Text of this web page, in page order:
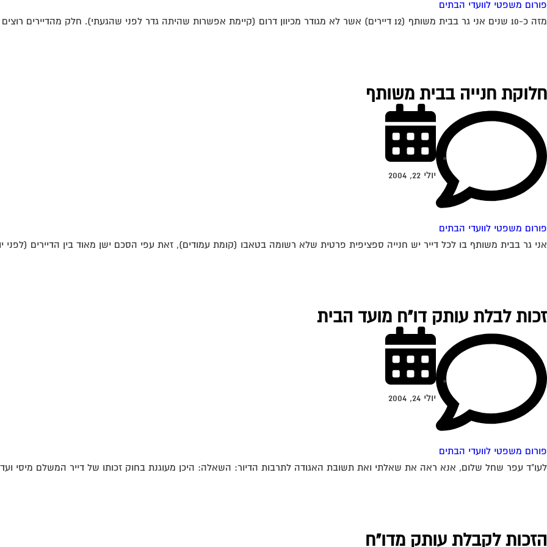
פורום משפטי לוועדי הבתים
מזה כ-10 שנים אני גר בבית משותף (12 דיירים) אשר לא מגודר מכיוון דרום (קיימת אפשרות שהיתה גדר לפני שהגעתי). חלק מהדיירים רוצים לבנות גדר...
חלוקת חנייה בבית משותף
פורום משפטי לוועדי הבתים
יולי 22, 2004
אני גר בבית משותף בו לכל דייר יש חנייה ספציפית פרטית שלא רשומה בטאבו (קומת עמודים), זאת עפי הסכם ישן מאוד בין הדיירים (לפני
זכות לבלת עותק דו"ח מועד הבית
פורום משפטי לוועדי הבתים
יולי 24, 2004
לעו"ד עפר שחל שלום, אנא ראה את שאלתי ואת תשובת האגודה לתרבות הדיור: השאלה: היכן מעוגנת בחוק זכותו של דייר המשלם מיסי
הזכות לקבלת עותק מדו"ח